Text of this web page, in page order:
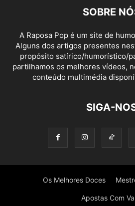
SOBRE
A Raposa Pop é um site de
Alguns dos artigos presentes
propósito satírico/humorístico/
partilhamos os melhores vídeos,
conteúdo multimédia
SIGA-
Os Melhores Doces
Apostas Com